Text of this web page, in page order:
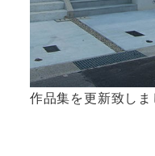
作品集を更新致しま